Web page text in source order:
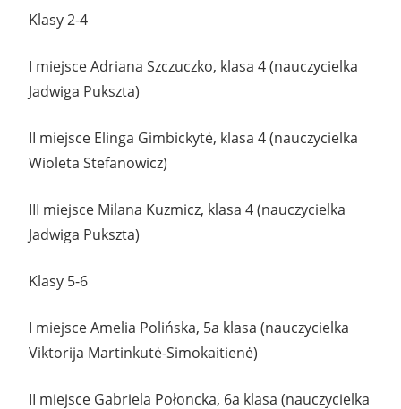
Klasy 2-4
I miejsce Adriana Szczuczko, klasa 4 (nauczycielka
Jadwiga Pukszta)
II miejsce Elinga Gimbickytė, klasa 4 (nauczycielka
Wioleta Stefanowicz)
III miejsce Milana Kuzmicz, klasa 4 (nauczycielka
Jadwiga Pukszta)
Klasy 5-6
I miejsce Amelia Polińska, 5a klasa (nauczycielka
Viktorija Martinkutė-Simokaitienė)
II miejsce Gabriela Połoncka, 6a klasa (nauczycielka